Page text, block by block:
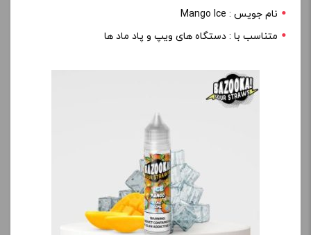
نام جویس : Mango Ice
متناسب با : دستگاه های ویپ و پاد ماد ها